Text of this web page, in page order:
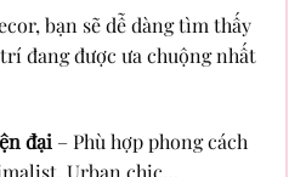
bạn sẽ dễ dàng tìm thấy
đang được ưa chuộng nhất
đại – Phù hợp phong cách
Urban chic…